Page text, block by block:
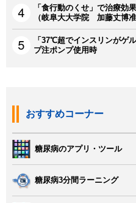
「食行動のくせ」で治療効
（岐阜大大学院 加藤丈博
「37℃超でインスリンがゲ
プ注ポンプ使用時
おすすめコーナー
糖尿病のアプリ・ツール
糖尿病3分間ラーニング